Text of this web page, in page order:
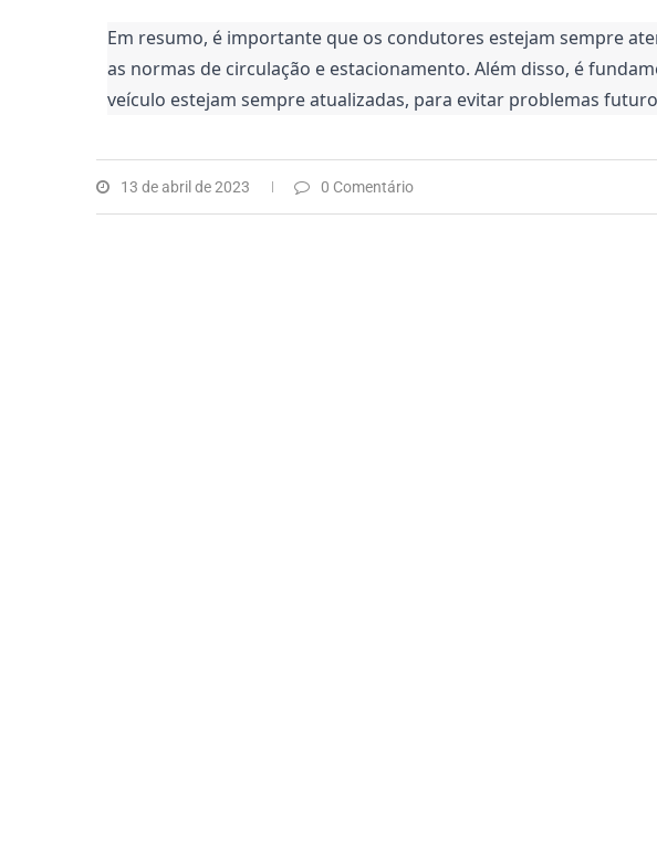
Em resumo, é importante que os condutores estejam sempre
as normas de circulação e estacionamento. Além disso, é
veículo estejam sempre atualizadas, para evitar problemas
13 de abril de 2023 0 Comentário